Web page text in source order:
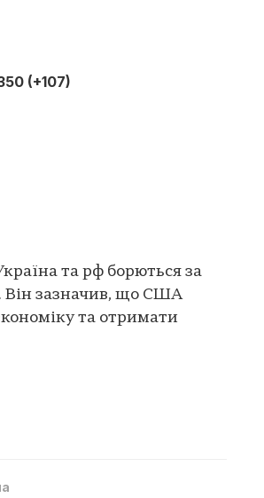
(+107)
та рф борються за
Він зазначив, що США
та отримати